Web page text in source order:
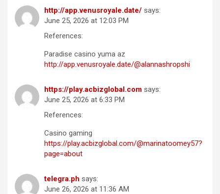
http://app.venusroyale.date/ says:
June 25, 2026 at 12:03 PM
References:
Paradise casino yuma az
http://app.venusroyale.date/@alannashropshi
https://play.acbizglobal.com says:
June 25, 2026 at 6:33 PM
References:
Casino gaming
https://play.acbizglobal.com/@marinatoomey57?
page=about
telegra.ph says:
June 26, 2026 at 11:36 AM